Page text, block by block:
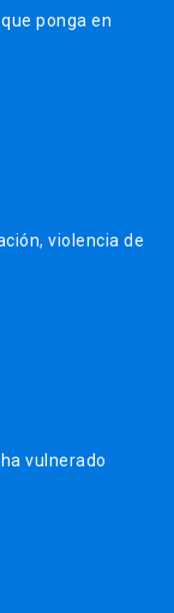
ponga en
violencia de
vulnerado